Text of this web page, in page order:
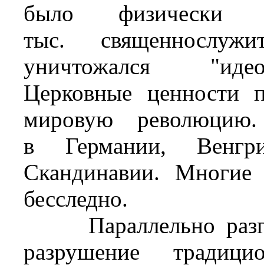
было физически
тыс.
уничтожался
Церковные ценности
мировую
в Германии,
Скандинавии. Многие
бесследно.
Параллельно
разрушение